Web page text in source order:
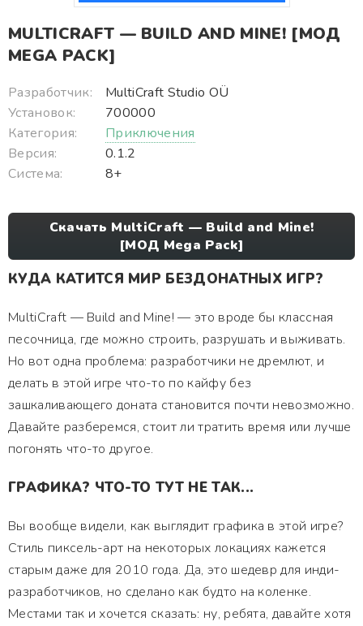
MULTICRAFT — BUILD AND MINE! [МОД
MEGA PACK]
Разработчик:
MultiCraft Studio OÜ
Установок:
700000
Категория:
Приключения
Версия:
0.1.2
Система:
8+
Скачать MultiCraft — Build and Mine!
[МОД Mega Pack]
КУДА КАТИТСЯ МИР БЕЗДОНАТНЫХ ИГР?
MultiCraft — Build and Mine! — это вроде бы классная
песочница, где можно строить, разрушать и выживать.
Но вот одна проблема: разработчики не дремлют, и
делать в этой игре что-то по кайфу без
зашкаливающего доната становится почти невозможно.
Давайте разберемся, стоит ли тратить время или лучше
погонять что-то другое.
ГРАФИКА? ЧТО-ТО ТУТ НЕ ТАК...
Вы вообще видели, как выглядит графика в этой игре?
Стиль пиксель-арт на некоторых локациях кажется
старым даже для 2010 года. Да, это шедевр для инди-
разработчиков, но сделано как будто на коленке.
Местами так и хочется сказать: ну, ребята, давайте хотя